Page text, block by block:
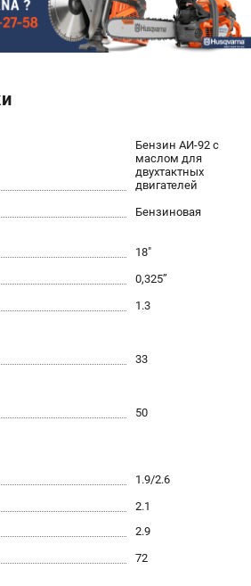
Husqvarna
при покупке бензопилы
головкам и ножам
(САНКТ-ПЕТЕРБУРГ)
Бензин АИ-92 c
маслом для
двухтактных
двигателей
Бензиновая
18"
0,325’’
1.3
33
50
1.9/2.6
2.1
2.9
72